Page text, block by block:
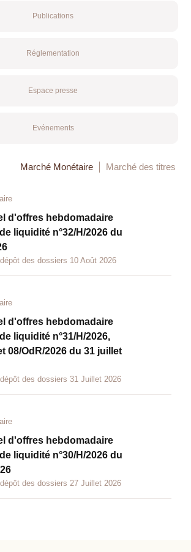
Publications
Réglementation
Espace presse
Evénements
Marché Monétaire Marché des titres
d'offres hebdomadaire
liquidité n°32/H/2026 du
des dossiers 10 Août 2026
d'offres hebdomadaire
liquidité n°31/H/2026,
08/OdR/2026 du 31 juillet
des dossiers 31 Juillet 2026
d'offres hebdomadaire
liquidité n°30/H/2026 du
des dossiers 27 Juillet 2026